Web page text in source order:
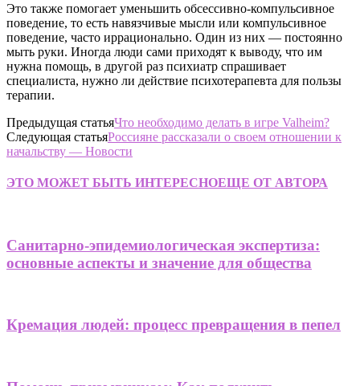
Это также помогает уменьшить обсессивно-компульсивное
поведение, то есть навязчивые мысли или компульсивное
поведение, часто иррационально. Один из них — постоянно
мыть руки. Иногда люди сами приходят к выводу, что им
нужна помощь, в другой раз психиатр спрашивает
специалиста, нужно ли действие психотерапевта для пользы
терапии.
Предыдущая статьяЧто необходимо делать в игре Valheim?
Следующая статьяРоссияне рассказали о своем отношении к
начальству — Новости
ЭТО МОЖЕТ БЫТЬ ИНТЕРЕСНОЕЩЕ ОТ АВТОРА
Санитарно-эпидемиологическая экспертиза:
основные аспекты и значение для общества
Кремация людей: процесс превращения в пепел